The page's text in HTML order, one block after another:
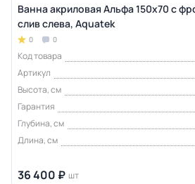
Ванна акриловая Альфа 150х70 с
слив слева, Aquatek
0 0
Код товара
Артикул
Высота, см
Гарантия
Глубина, см
Длина, см
36 400 ₽ шт